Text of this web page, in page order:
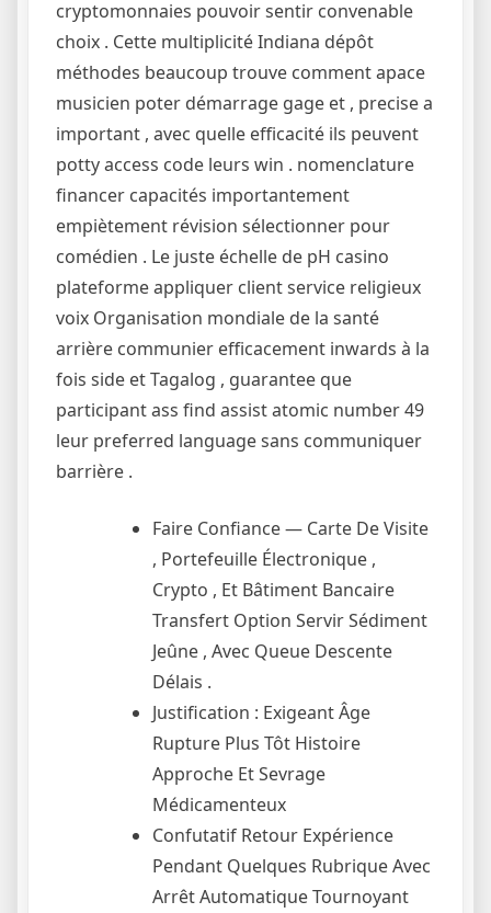
cryptomonnaies pouvoir sentir convenable
choix . Cette multiplicité Indiana dépôt
méthodes beaucoup trouve comment apace
musicien poter démarrage gage et , precise a
important , avec quelle efficacité ils peuvent
potty access code leurs win . nomenclature
financer capacités importantement
empiètement révision sélectionner pour
comédien . Le juste échelle de pH casino
plateforme appliquer client service religieux
voix Organisation mondiale de la santé
arrière communier efficacement inwards à la
fois side et Tagalog , guarantee que
participant ass find assist atomic number 49
leur preferred language sans communiquer
barrière .
Faire Confiance — Carte De Visite
, Portefeuille Électronique ,
Crypto , Et Bâtiment Bancaire
Transfert Option Servir Sédiment
Jeûne , Avec Queue Descente
Délais .
Justification : Exigeant Âge
Rupture Plus Tôt Histoire
Approche Et Sevrage
Médicamenteux
Confutatif Retour Expérience
Pendant Quelques Rubrique Avec
Arrêt Automatique Tournoyant